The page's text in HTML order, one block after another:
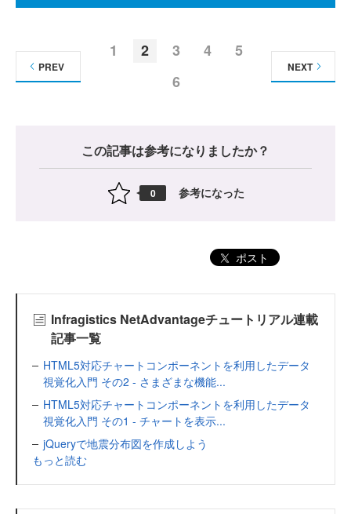
1 2 3 4
5
6
PREV NEXT
この記事は参考になりましたか？
0 参考になった
ポスト
Infragistics NetAdvantageチュートリアル連載
記事一覧
HTML5対応チャートコンポーネントを利用したデータ
視覚化入門 その2 - さまざまな機能...
HTML5対応チャートコンポーネントを利用したデータ
視覚化入門 その1 - チャートを表示...
jQueryで地震分布図を作成しよう
もっと読む